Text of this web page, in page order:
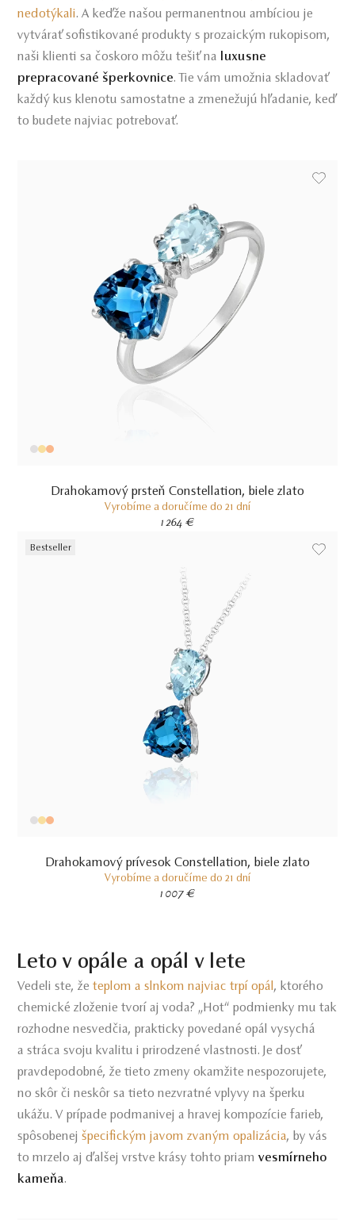
nedotýkali. A keďže našou permanentnou ambíciou je
vytvárať sofistikované produkty s prozaickým rukopisom,
naši klienti sa čoskoro môžu tešiť na
luxusne
prepracované šperkovnice. Tie vám umožnia skladovať
každý kus klenotu samostatne a zmenežujú hľadanie, keď
to budete najviac potrebovať.
Drahokamový prsteň Constellation, biele zlato
Vyrobíme a doručíme do 21 dní
1 264 €
Bestseller
Drahokamový prívesok Constellation, biele zlato
Vyrobíme a doručíme do 21 dní
1 007 €
Leto v opále a opál v lete
Vedeli ste, žeteplom a slnkom najviac trpí opál, ktorého
chemické zloženie tvorí aj voda? „Hot“ podmienky mu tak
rozhodne nesvedčia, prakticky povedané opál vysychá
a stráca svoju kvalitu i prirodzené vlastnosti. Je dosť
pravdepodobné, že tieto zmeny okamžite nespozorujete,
no skôr či neskôr sa tieto nezvratné vplyvy na šperku
ukážu. V prípade podmanivej a hravej kompozície farieb,
spôsobenejšpecifickým javom zvaným opalizácia, by vás
to mrzelo aj ďalšej vrstve krásy tohto priamvesmírneho
kameňa.